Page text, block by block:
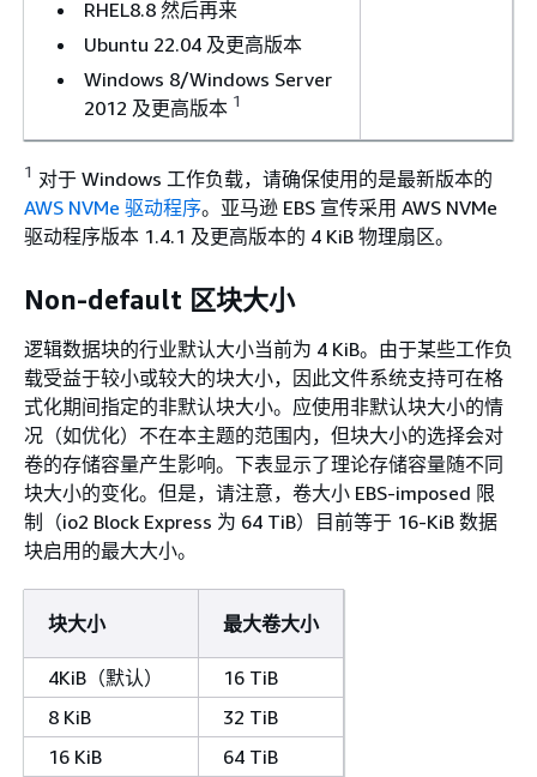
RHEL8.8 然后再来
Ubuntu 22.04 及更高版本
Windows 8/Windows Server
2012 及更高版本 1
1 对于 Windows 工作负载，请确保使用的是最新版本的
AWS NVMe 驱动程序。亚马逊 EBS 宣传采用 AWS NVMe
驱动程序版本 1.4.1 及更高版本的 4 KiB 物理扇区。
Non-default 区块大小
逻辑数据块的行业默认大小当前为 4 KiB。由于某些工作负
载受益于较小或较大的块大小，因此文件系统支持可在格
式化期间指定的非默认块大小。应使用非默认块大小的情
况（如优化）不在本主题的范围内，但块大小的选择会对
卷的存储容量产生影响。下表显示了理论存储容量随不同
块大小的变化。但是，请注意，卷大小 EBS-imposed 限
制（io2 Block Express 为 64 TiB）目前等于 16-KiB 数据
块启用的最大大小。
块大小 最大卷大小
4KiB（默认）
16 TiB
8 KiB
32 TiB
16 KiB
64 TiB